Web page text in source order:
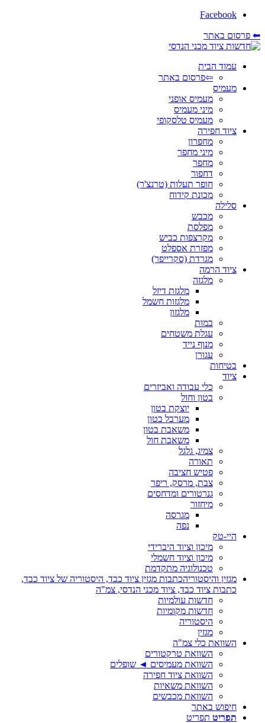
Facebook
⬅ פרסום באתר
עמוד הבית
⇦פרסום באתר
מעמיס
מעמיס אופני
מיני מעמיס
מעמיס טלסקופי
ציוד חפירה
מחפרון
מיני מחפר
מחפר
דחפור
חופר תעלות (טרנצ'ר)
מכונת קידוח
סלילה
מכבש
מפלסת
מקרצפות כביש
מפזרת אספלט
מגרדת (סקרייפר)
ציוד הרמה
מלגזה
מלגזת דיזל
מלגזות חשמל
מלגזון
במות
עגלת משטחים
מנוף נייד
עגורן
בטיחות
ציוד
כלי עבודה ואביזרים
בטון וחול
יוצקת בטון
מערבל בטון
משאבת בטון
משאבת חול
צמיג, גלגל
תאורה
פטיש חציבה
צבת, מרסק, ריפר
גנרטורים ומדחסים
מיחזור
מגרסה
נפה
היי-טק
מיכון וציוד היברידי
מיכון וציוד חשמלי
טכנולוגיה מתקדמת
מגזין והיסטוריהכתבות מגזין ציוד כבד, היסטוריה של ציוד כבד,
כתבות ציוד כבד, ציוד מכני הנדסי, צמ"ה
חדשות עולמיות
חדשות מקומיות
היסטוריה
מגזין
השוואת כלי צמ"ה
השוואת טרקטורים
השוואת מעמיסים ◄ שופלים
השוואת ציוד חפירה
השוואת משאיות
השוואת מכבשים
חיפוש באתר
תפריט תפריט